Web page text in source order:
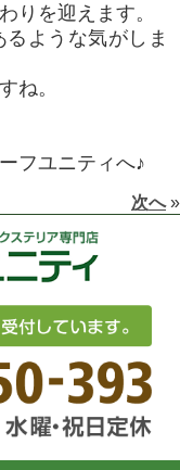
りを迎えます。
ような気がしま
ね。
フユニティへ♪
次へ»